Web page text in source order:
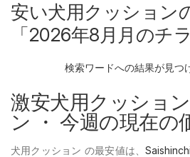
安い犬用クッション
「2026年8月月のチ
検索ワードへの結果が見つ
激安犬用クッショ
ン ・ 今週の現在の
犬用クッション の最安値は、